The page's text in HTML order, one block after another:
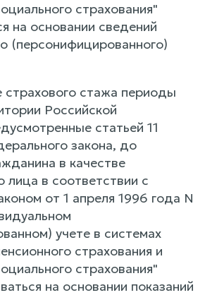
страхования"
на основании сведений
(персонифицированного)
стажа периоды
Российской
статьей 11
закона, до
в качестве
лица в соответствии с
от 1 апреля 1996 года N
учете в системах
страхования и
страхования"
на основании показаний